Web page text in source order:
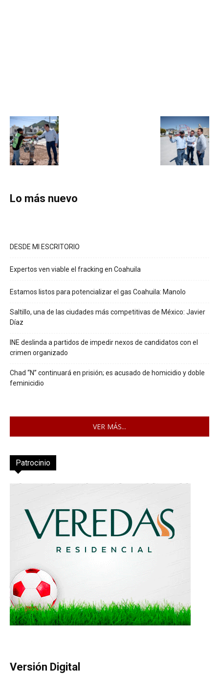
Lo más nuevo
DESDE MI ESCRITORIO
Expertos ven viable el fracking en Coahuila
Estamos listos para potencializar el gas Coahuila: Manolo
Saltillo, una de las ciudades más competitivas de México: Javier
Díaz
INE deslinda a partidos de impedir nexos de candidatos con el
crimen organizado
Chad “N” continuará en prisión; es acusado de homicidio y doble
feminicidio
VER MÁS...
Patrocinio
Versión Digital